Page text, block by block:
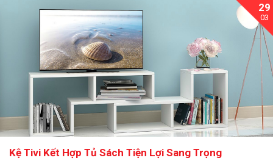
29
03
Kệ Tivi Kết Hợp Tủ Sách Tiện Lợi Sang Trọng